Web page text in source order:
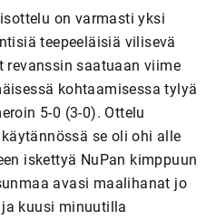
on varmasti yksi
teepeeläisiä vilisevä
revanssin saatuaan viime
kohtaamisessa tylyä
5-0 (3-0). Ottelu
se oli ohi alle
iskettyä NuPan kimppuun
avasi maalihanat jo
kuusi minuutilla